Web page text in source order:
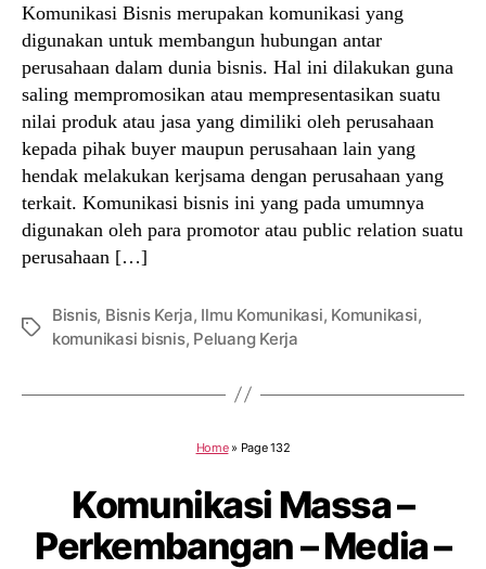
Komunikasi Bisnis merupakan komunikasi yang
digunakan untuk membangun hubungan antar
perusahaan dalam dunia bisnis. Hal ini dilakukan guna
saling mempromosikan atau mempresentasikan suatu
nilai produk atau jasa yang dimiliki oleh perusahaan
kepada pihak buyer maupun perusahaan lain yang
hendak melakukan kerjsama dengan perusahaan yang
terkait. Komunikasi bisnis ini yang pada umumnya
digunakan oleh para promotor atau public relation suatu
perusahaan […]
Tags
Bisnis, Bisnis Kerja, Ilmu Komunikasi, Komunikasi,
komunikasi bisnis, Peluang Kerja
Home» Page 132
Komunikasi Massa –
Perkembangan – Media –